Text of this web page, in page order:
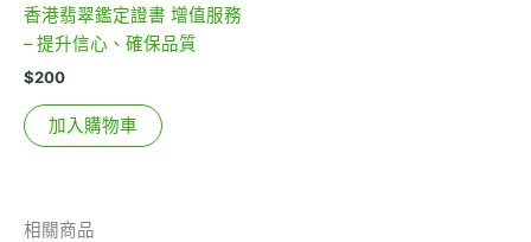
香港翡翠鑑定證書 增值服務
– 提升信心、確保品質
$200
加入購物車
相關商品